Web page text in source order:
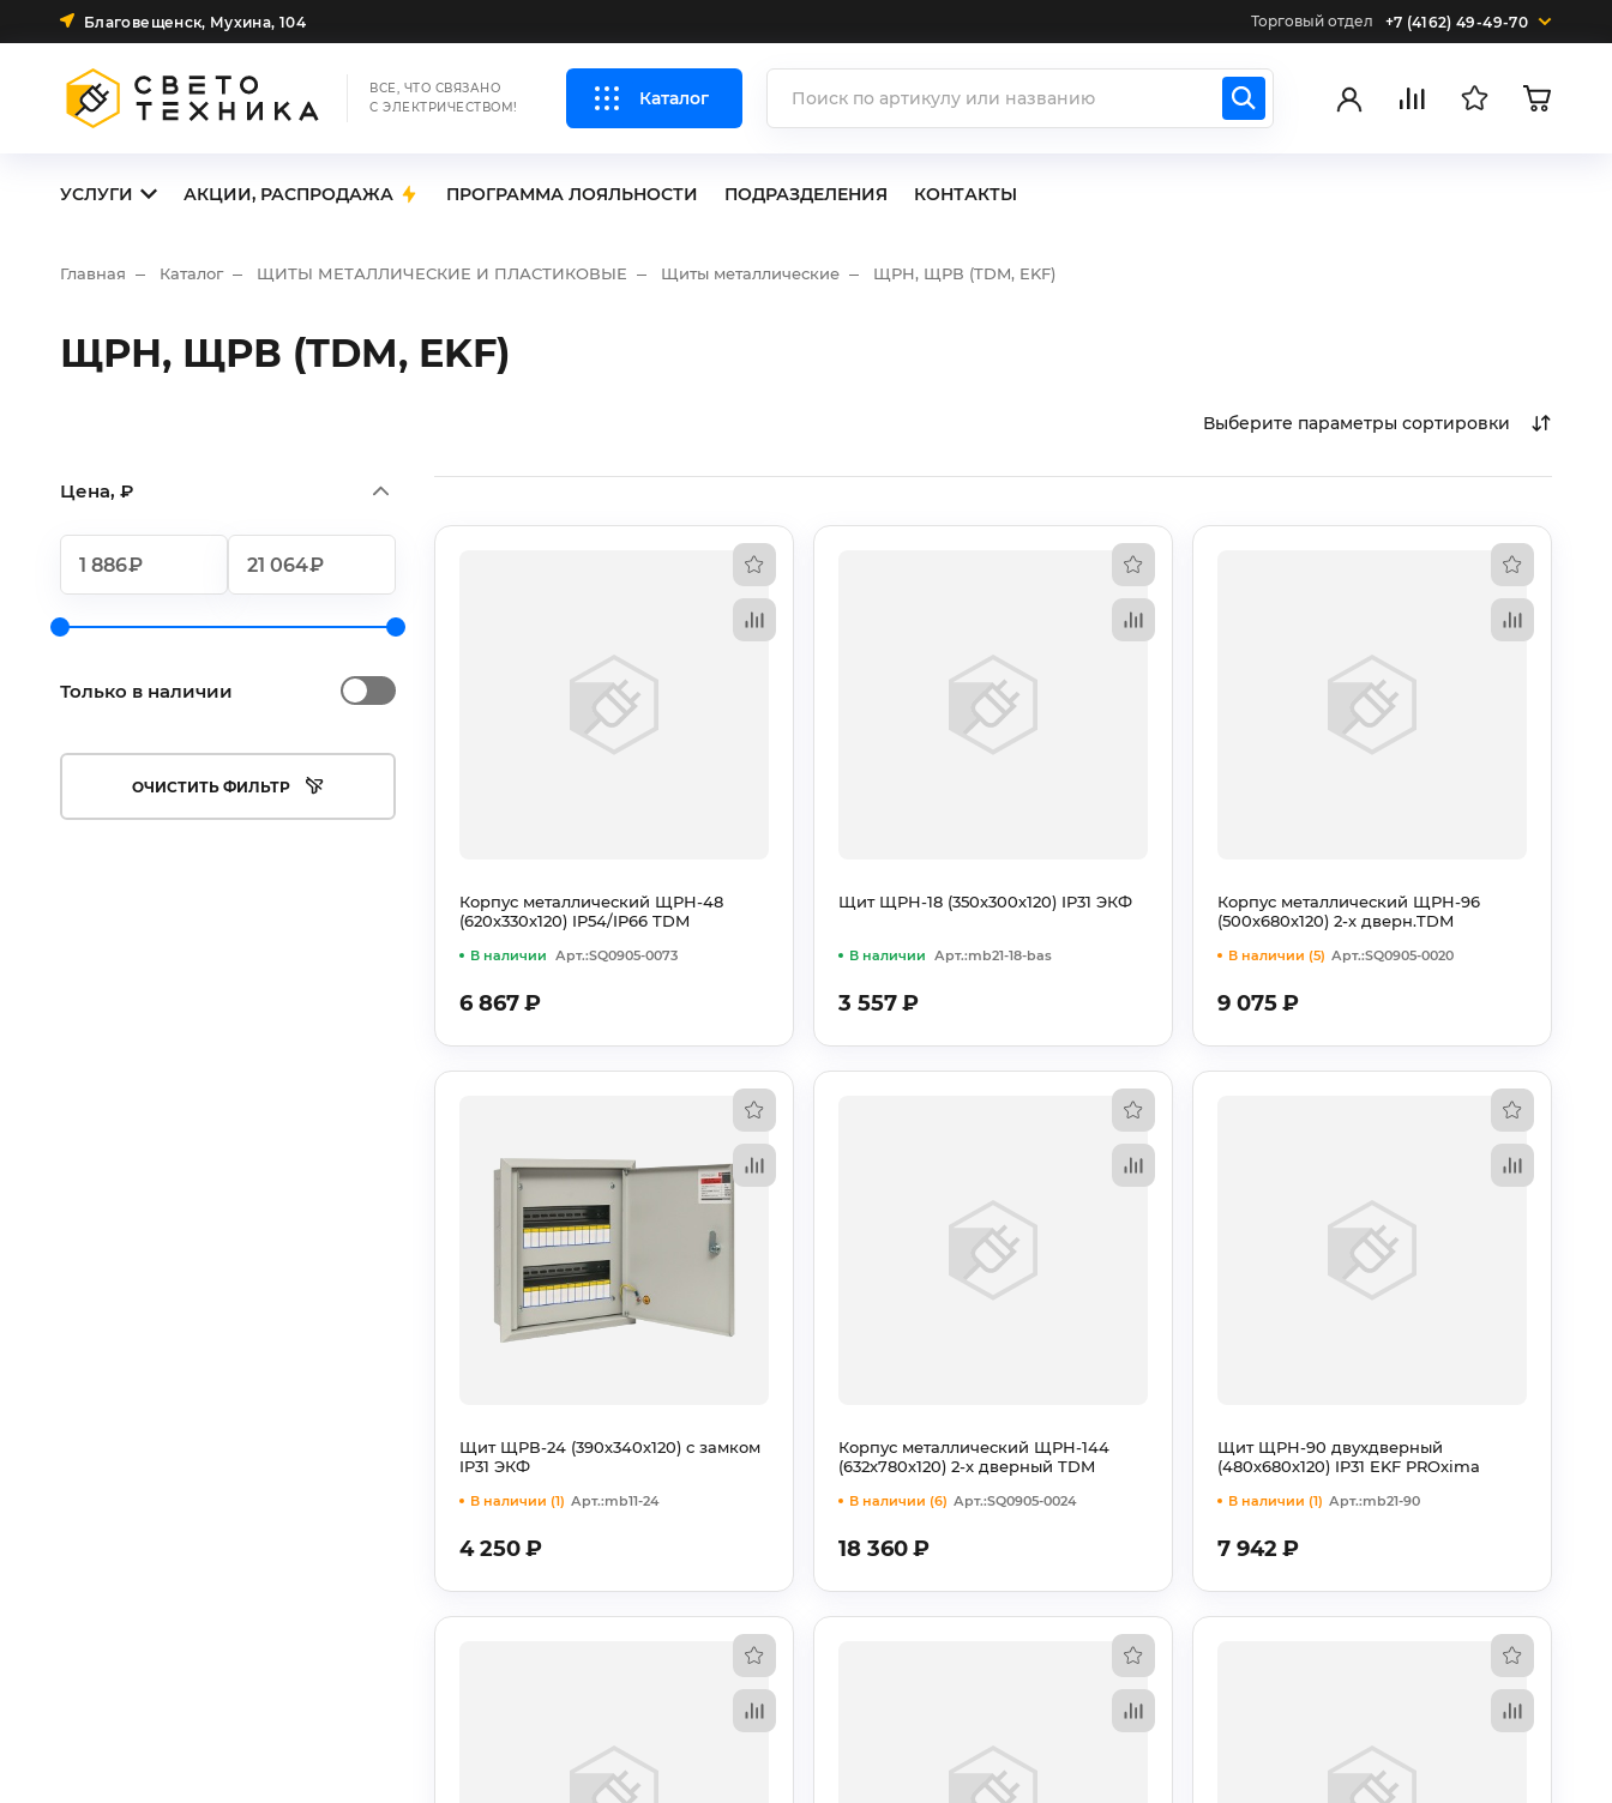
Благовещенск, Мухина, 104 Торговый отдел +7 (4162) 49-49-70
ВСЕ, ЧТО СВЯЗАНО
С ЭЛЕКТРИЧЕСТВОМ!
Каталог
УСЛУГИ АКЦИИ, РАСПРОДАЖА ПРОГРАММА ЛОЯЛЬНОСТИ ПОДРАЗДЕЛЕНИЯ КОНТАКТЫ
Главная Каталог ЩИТЫ МЕТАЛЛИЧЕСКИЕ И ПЛАСТИКОВЫЕ Щиты металлические ЩРН, ЩРВ (TDM, EKF)
ЩРН, ЩРВ (TDM, EKF)
Выберите параметры сортировки
Цена, ₽
₽ ₽
Только в наличии
ОЧИСТИТЬ ФИЛЬТР
Арт.:SQ0905-0073
В наличии
Корпус металлический ЩРН-48
(620х330х120) IP54/IP66 TDM
6 867₽
Арт.:mb21-18-bas
В наличии
Щит ЩРН-18 (350х300х120) IP31 ЭКФ
3 557₽
Арт.:SQ0905-0020
В наличии (5)
Корпус металлический ЩРН-96
(500х680х120) 2-х дверн.TDM
9 075₽
Арт.:mb11-24
В наличии (1)
Щит ЩРВ-24 (390х340х120) с замком
IP31 ЭКФ
4 250₽
Арт.:SQ0905-0024
В наличии (6)
Корпус металлический ЩРН-144
(632х780х120) 2-х дверный TDM
18 360₽
Арт.:mb21-90
В наличии (1)
Щит ЩРН-90 двухдверный
(480х680х120) IP31 EKF PROxima
7 942₽